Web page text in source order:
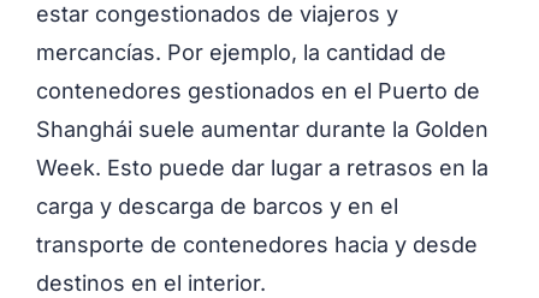
estar congestionados de viajeros y
mercancías. Por ejemplo, la cantidad de
contenedores gestionados en el Puerto de
Shanghái suele aumentar durante la Golden
Week. Esto puede dar lugar a retrasos en la
carga y descarga de barcos y en el
transporte de contenedores hacia y desde
destinos en el interior.